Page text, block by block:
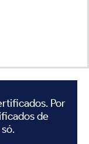
Por
de